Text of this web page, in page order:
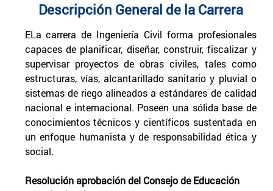
Descripción General de la Carrera
ELa carrera de Ingeniería Civil forma profesionales
capaces de planificar, diseñar, construir, fiscalizar y
supervisar proyectos de obras civiles, tales como
estructuras, vías, alcantarillado sanitario y pluvial o
sistemas de riego alineados a estándares de calidad
nacional e internacional. Poseen una sólida base de
conocimientos técnicos y científicos sustentada en
un enfoque humanista y de responsabilidad ética y
social.
Resolución aprobación del Consejo de Educación